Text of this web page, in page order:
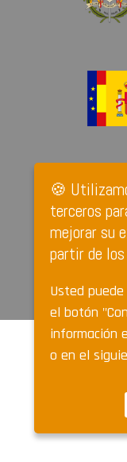
🍪
terceros
mejorar su
partir de
Usted
el botón
información
o en el